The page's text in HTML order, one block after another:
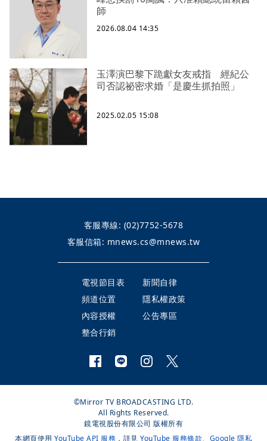
師
2026.08.04 14:35
玉澤演巴黎下跪獻女友戒指 經紀公
司否認祕密求婚「是慶生抓拍照」
2025.02.05 15:08
客服專線: (02)7752-5678
客服信箱: mnews.cs@mnews.tw
電視節目表
新聞自律
頻道位置
隱私權政策
內容授權
公告專區
整合行銷
©Mirror TV BROADCASTING LTD.
All Rights Reserved.
鏡電視股份有限公司 版權所有
本網頁使用 YouTube API 服務 ，詳見 YouTube 服務條款、 Google 隱私